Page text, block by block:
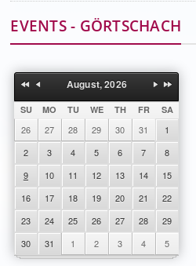
EVENTS - GÖRTSCHACH
August, 2026
SU MO TU WE TH FR SA
26 27 28 29 30 31
1
2
3 4 5 6 7
8
9
10 11 12 13 14
15
16
17 18 19 20 21
22
23
24 25 26 27 28
29
30
31 1 2 3 4 5